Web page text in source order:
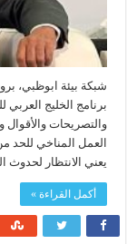
شبكة بيئة ابوظبي،
والتصريحات والأقوال
يعني الانتظار
أكمل القراءة »